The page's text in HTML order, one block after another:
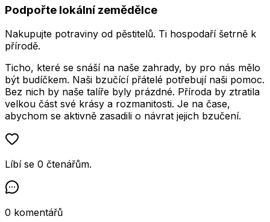
Podpořte lokální zemědělce
Nakupujte potraviny od pěstitelů. Ti hospodaří šetrně k
přírodě.
Ticho, které se snáší na naše zahrady, by pro nás mělo
být budíčkem. Naši bzučící přátelé potřebují naši pomoc.
Bez nich by naše talíře byly prázdné. Příroda by ztratila
velkou část své krásy a rozmanitosti. Je na čase,
abychom se aktivně zasadili o návrat jejich bzučení.
Líbí se 0 čtenářům.
0 komentářů